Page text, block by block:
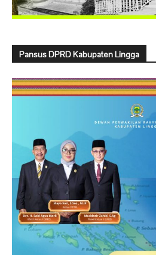
Pansus DPRD Kabupaten Lingga